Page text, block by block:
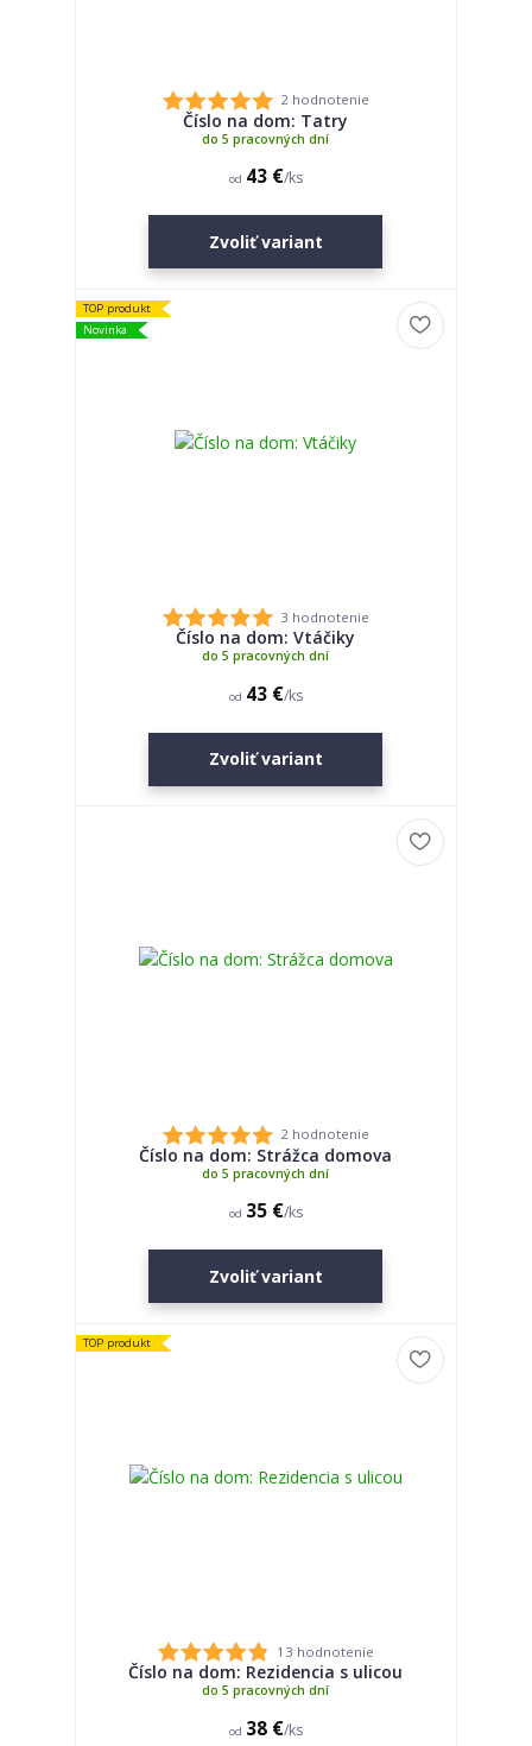
2 hodnotenie
Číslo na dom: Tatry
od 43 €/ks
do 5 pracovných dní
Zvoliť variant
TOP produkt
Novinka
3 hodnotenie
Číslo na dom: Vtáčiky
od 43 €/ks
do 5 pracovných dní
Zvoliť variant
2 hodnotenie
Číslo na dom: Strážca domova
od 35 €/ks
do 5 pracovných dní
Zvoliť variant
TOP produkt
13 hodnotenie
Číslo na dom: Rezidencia s ulicou
od 38 €/ks
do 5 pracovných dní